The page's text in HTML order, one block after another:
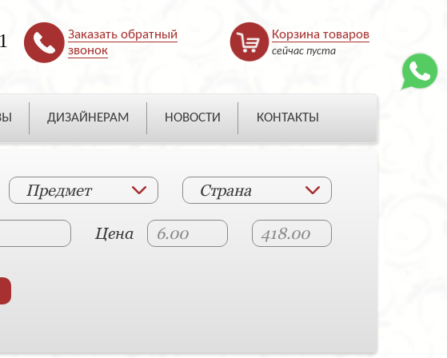
Заказать обратный
звонок
Корзина товаров
сейчас пуста
ДИЗАЙНЕРАМ НОВОСТИ КОНТАКТЫ
Предмет Страна
Цена